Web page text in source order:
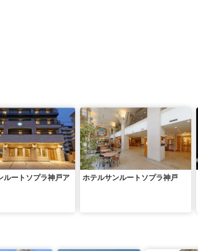
ルートソプラ神戸ア
ホテルサンルートソプラ神戸